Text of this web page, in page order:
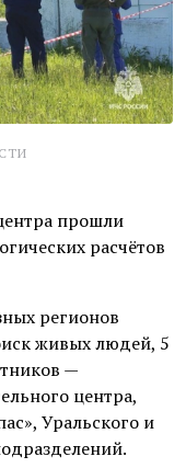
прошли
расчётов
регионов
живых людей, 5
—
центра,
Уральского и